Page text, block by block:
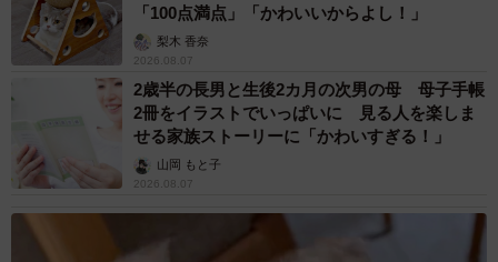
「100点満点」「かわいいからよし！」
梨木 香奈
2026.08.07
2歳半の長男と生後2カ月の次男の母 母子手帳
2冊をイラストでいっぱいに 見る人を楽しま
せる家族ストーリーに「かわいすぎる！」
山岡 もと子
2026.08.07